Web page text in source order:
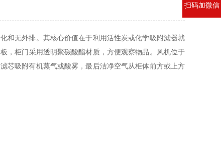
无外排。其核心价值在于利用活性炭或化学吸附滤器就
，柜门采用透明聚碳酸酯材质，方便观察物品。风机位于
芯吸附有机蒸气或酸雾，最后洁净空气从柜体前方或上方
扫码加微信